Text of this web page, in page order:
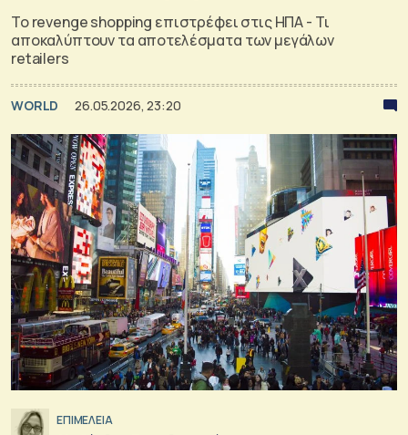
Το revenge shopping επιστρέφει στις ΗΠΑ - Τι
αποκαλύπτουν τα αποτελέσματα των μεγάλων
retailers
WORLD 26.05.2026, 23:20
ΕΠΙΜΕΛΕΙΑ